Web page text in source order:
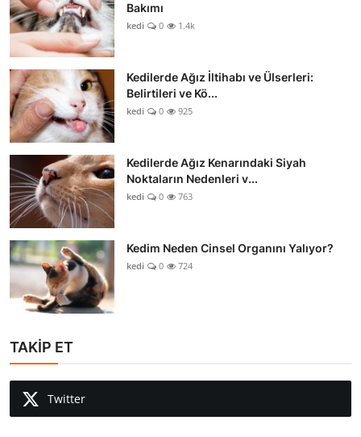
Bakımı
kedi 0 1.4k
Kedilerde Ağız İltihabı ve Ülserleri:
Belirtileri ve Kö...
kedi 0 925
Kedilerde Ağız Kenarındaki Siyah
Noktaların Nedenleri v...
kedi 0 763
Kedim Neden Cinsel Organını Yalıyor?
kedi 0 724
TAKİP ET
Twitter